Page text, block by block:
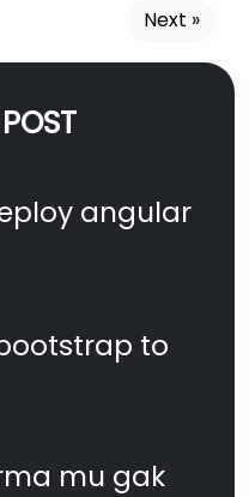
Next »
angular
to
mu gak